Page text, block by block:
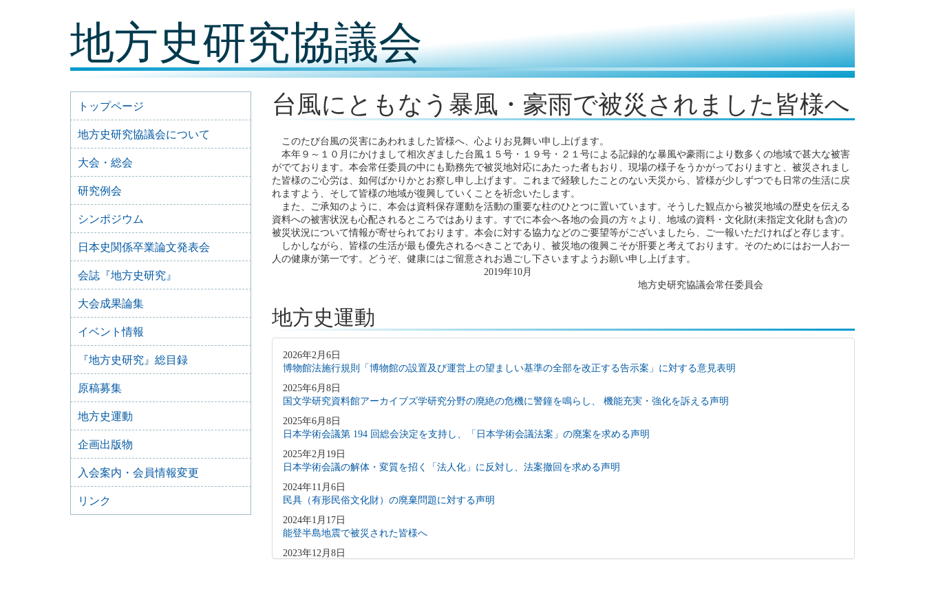
地方史研究協議会
台風にともなう暴風・豪雨で被災されました皆様へ
このたび台風の災害にあわれました皆様へ、心よりお見舞い申し上げます。
本年９～１０月にかけまして相次ぎました台風１５号・１９号・２１号による記録的な暴風や豪雨により数多くの地域で甚大な被害
がでております。本会常任委員の中にも勤務先で被災地対応にあたった者もおり、現場の様子をうかがっておりますと、被災されまし
た皆様のご心労は、如何ばかりかとお察し申し上げます。これまで経験したことのない天災から、皆様が少しずつでも日常の生活に戻
れますよう、そして皆様の地域が復興していくことを祈念いたします。
また、ご承知のように、本会は資料保存運動を活動の重要な柱のひとつに置いています。そうした観点から被災地域の歴史を伝える
資料への被害状況も心配されるところではあります。すでに本会へ各地の会員の方々より、地域の資料・文化財(未指定文化財も含)の
被災状況について情報が寄せられております。本会に対する協力などのご要望等がございましたら、ご一報いただければと存じます。
しかしながら、皆様の生活が最も優先されるべきことであり、被災地の復興こそが肝要と考えております。そのためにはお一人お一
人の健康が第一です。どうぞ、健康にはご留意されお過ごし下さいますようお願い申し上げます。
2019年10月
地方史研究協議会常任委員会
地方史運動
2026年2月6日
博物館法施行規則「博物館の設置及び運営上の望ましい基準の全部を改正する告示案」に対する意見表明
2025年6月8日
国文学研究資料館アーカイブズ学研究分野の廃絶の危機に警鐘を鳴らし、 機能充実・強化を訴える声明
2025年6月8日
日本学術会議第 194 回総会決定を支持し、「日本学術会議法案」の廃案を求める声明
2025年2月19日
日本学術会議の解体・変質を招く「法人化」に反対し、法案撤回を求める声明
2024年11月6日
民具（有形民俗文化財）の廃棄問題に対する声明
2024年1月17日
能登半島地震で被災された皆様へ
2023年12月8日
トップページ
地方史研究協議会について
大会・総会
研究例会
シンポジウム
日本史関係卒業論文発表会
会誌『地方史研究』
大会成果論集
イベント情報
『地方史研究』総目録
原稿募集
地方史運動
企画出版物
入会案内・会員情報変更
リンク